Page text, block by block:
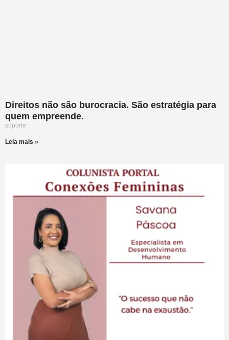
Direitos não são burocracia. São estratégia para
quem empreende.
suporte
Leia mais »